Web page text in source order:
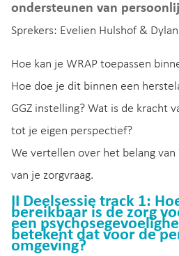
ondersteunen van
Sprekers: Evelien Hulshof &
Hoe kan je WRAP toepassen
Hoe doe je dit binnen een
GGZ instelling? Wat is de kracht
tot je eigen perspectief?
We vertellen over het belang
van je zorgvraag.
II Deelsessie track 1:
bereikbaar is de zorg
een
betekent dat voor de
omgeving?